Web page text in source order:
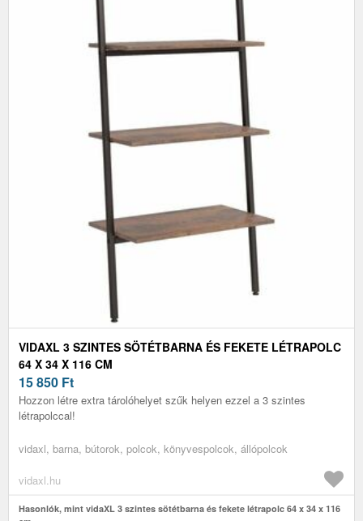
VIDAXL 3 SZINTES SÖTÉTBARNA ÉS FEKETE LÉTRAPOLC
64 X 34 X 116 CM
15 850 Ft
Hozzon létre extra tárolóhelyet szűk helyen ezzel a 3 szintes
létrapolccal!
vidaxl, barna, bútorok, polcok, könyvespolcok, állópolcok
vidaxl.hu
Hasonlók, mint vidaXL 3 szintes sötétbarna és fekete létrapolc 64 x 34 x 116